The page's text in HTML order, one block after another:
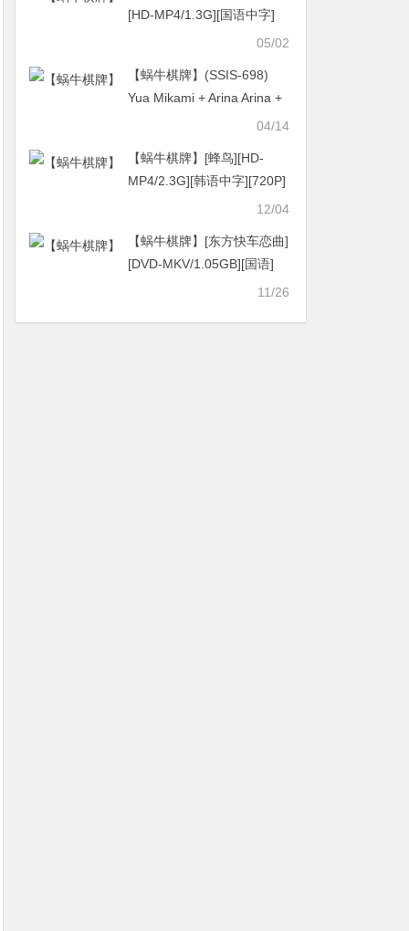
[HD-MP4/1.3G][国语中字]
[720P][感受跨越时空的甜蜜
05/02
【蜗牛棋牌】(SSIS-698)
Yua Mikami + Arina Arina +
相泽南 (Minami Aizawa)！
04/14
【蜗牛棋牌】[蜂鸟][HD-
MP4/2.3G][韩语中字][720P]
[用私密的女性视角叙事]12/04
【蜗牛棋牌】[东方快车恋曲]
[DVD-MKV/1.05GB][国语]
[720P][豆瓣8.4高分爱情片，
11/26